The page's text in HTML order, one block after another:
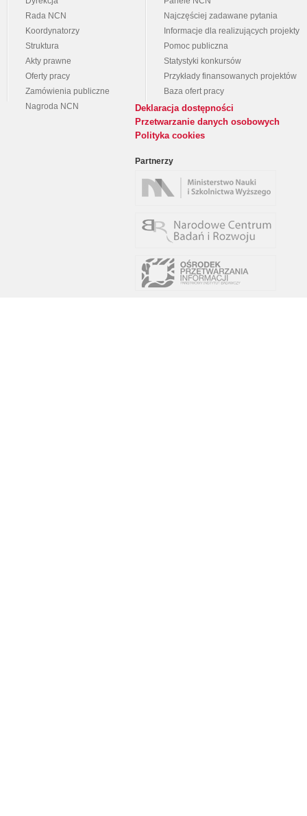
Rada NCN
Koordynatorzy
Struktura
Akty prawne
Oferty pracy
Zamówienia publiczne
Nagroda NCN
Najczęściej zadawane pytania
Informacje dla realizujących projekty
Pomoc publiczna
Statystyki konkursów
Przykłady finansowanych projektów
Baza ofert pracy
Deklaracja dostępności
Przetwarzanie danych osobowych
Polityka cookies
Partnerzy